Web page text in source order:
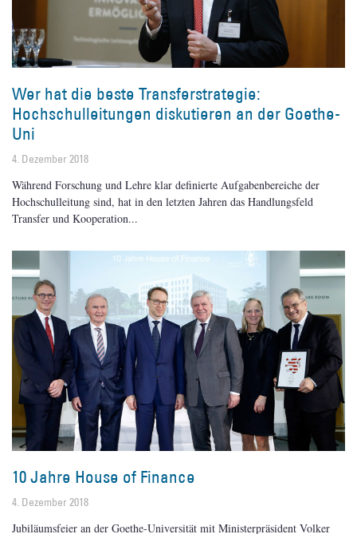
Wer hat die beste Transferstrategie:
Hochschulleitungen diskutieren an der Goethe-
Uni
4. Dezember 2018
Während Forschung und Lehre klar definierte Aufgabenbereiche der
Hochschulleitung sind, hat in den letzten Jahren das Handlungsfeld
Transfer und Kooperation
10 Jahre House of Finance
4. Dezember 2018
Jubiläumsfeier an der Goethe-Universität mit Ministerpräsident Volker